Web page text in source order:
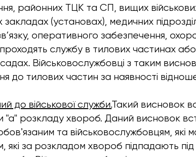
районних ТЦК та СП, вищих
закладах (установах), медичних
оперативного забезпечення,
службу в тилових частинах
Військовослужбовці з таким
до тилових частин за наявності
до військової служби.Такий висновок
"а" розкладу хвороб. Даний висновок
та військовослужбовцям,
які за розкладом хвороб підпадають